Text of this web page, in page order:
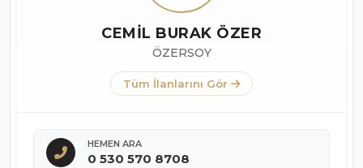
CEMİL BURAK ÖZER
ÖZERSOY
Tüm İlanlarını Gör
HEMEN ARA
0 530 570 8708